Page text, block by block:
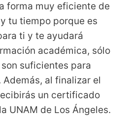
forma muy eficiente de
tu tiempo porque es
ti y te ayudará
académica, sólo
suficientes para
al finalizar el
un certificado
UNAM de Los Ángeles.